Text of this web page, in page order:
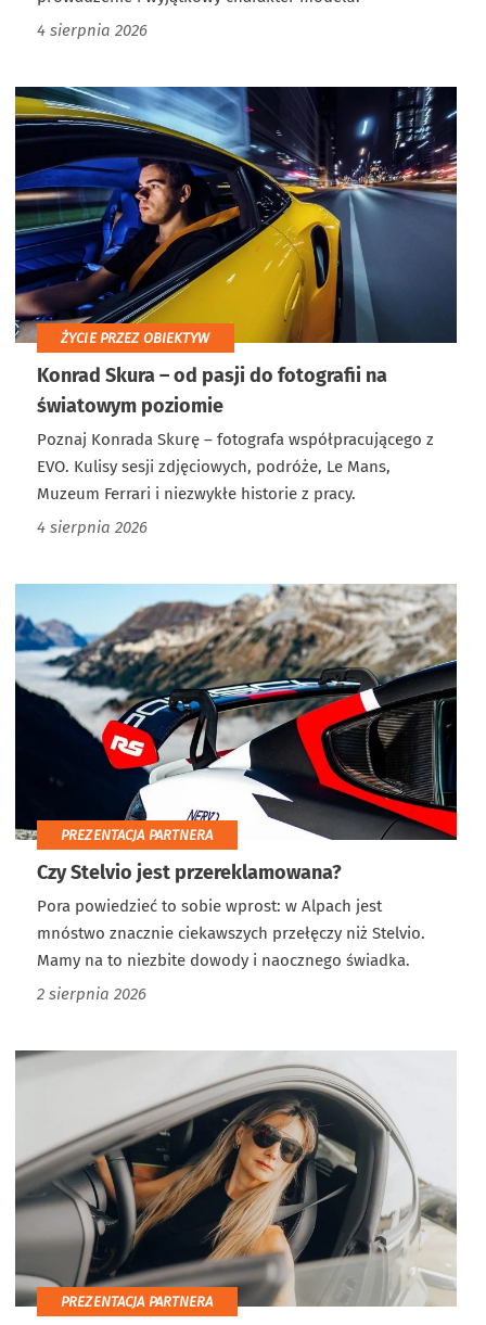
4 sierpnia 2026
ŻYCIE PRZEZ OBIEKTYW
Konrad Skura – od pasji do fotografii na
światowym poziomie
Poznaj Konrada Skurę – fotografa współpracującego z
EVO. Kulisy sesji zdjęciowych, podróże, Le Mans,
Muzeum Ferrari i niezwykłe historie z pracy.
4 sierpnia 2026
PREZENTACJA PARTNERA
Czy Stelvio jest przereklamowana?
Pora powiedzieć to sobie wprost: w Alpach jest
mnóstwo znacznie ciekawszych przełęczy niż Stelvio.
Mamy na to niezbite dowody i naocznego świadka.
2 sierpnia 2026
PREZENTACJA PARTNERA